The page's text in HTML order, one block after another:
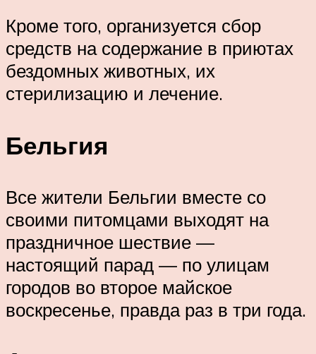
Кроме того, организуется сбор
средств на содержание в приютах
бездомных животных, их
стерилизацию и лечение.
Бельгия
Все жители Бельгии вместе со
своими питомцами выходят на
праздничное шествие —
настоящий парад — по улицам
городов во второе майское
воскресенье, правда раз в три года.